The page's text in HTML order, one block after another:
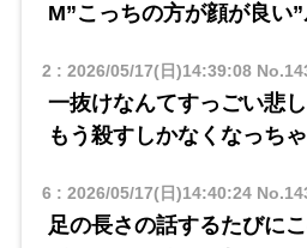
M”こっちの方が顔が良い
2 : 2026/05/17(日)14:39:08
一抜けなんてすっごい悲
もう殺すしかなくなっち
6 : 2026/05/17(日)14:40:24
足の長さの話するたびに